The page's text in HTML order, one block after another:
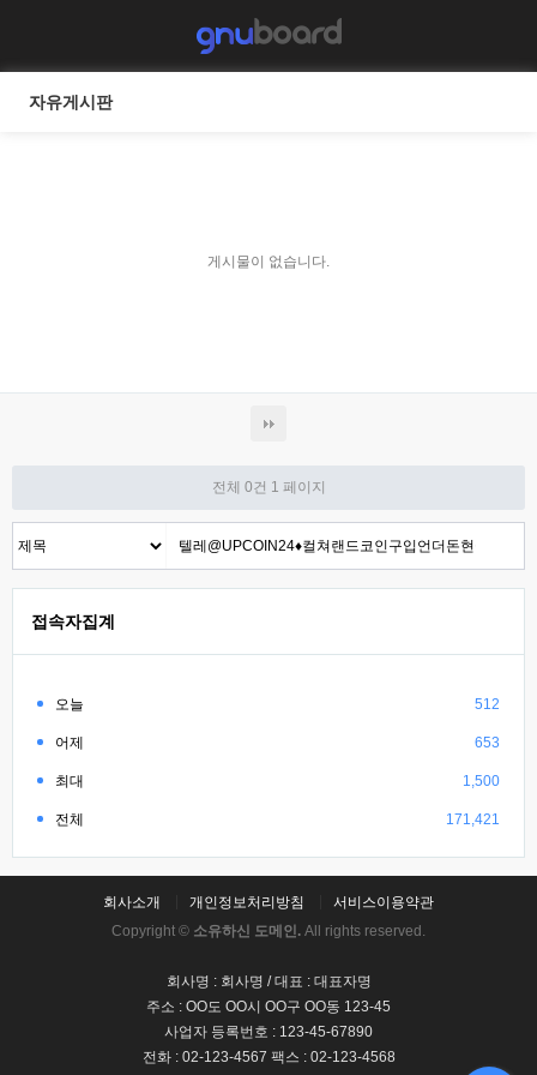
자유게시판
게시물이 없습니다.
전체 0건 1 페이지
접속자집계
오늘 512
어제 653
최대 1,500
전체 171,421
회사소개 개인정보처리방침
서비스이용약관
Copyright © 소유하신 도메인. All rights reserved.
회사명 : 회사명 / 대표 : 대표자명
주소 : OO도 OO시 OO구 OO동 123-45
사업자 등록번호 : 123-45-67890
전화 : 02-123-4567 팩스 : 02-123-4568